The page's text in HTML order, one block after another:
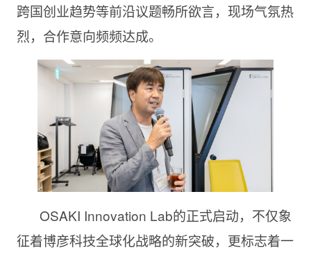
跨国创业趋势等前沿议题畅所欲言，现场气氛热
烈，合作意向频频达成。
OSAKI Innovation Lab的正式启动，不仅象
征着博彦科技全球化战略的新突破，更标志着一